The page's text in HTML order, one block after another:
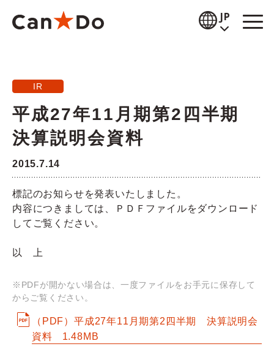
JP
お知らせ
商品情報
公式通販
採用情報
Q&A
お問い合わせ
IR
平成27年11月期第2四半期
決算説明会資料
2015.7.14
標記のお知らせを発表いたしました。
内容につきましては、ＰＤＦファイルをダウンロード
してご覧ください。
以 上
※PDFが開かない場合は、一度ファイルをお手元に保存して
からご覧ください。
（PDF）平成27年11月期第2四半期 決算説明会
資料
1.48MB